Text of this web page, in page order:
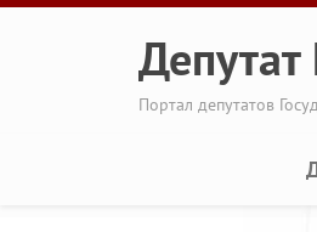
Перейти к основному
Портал депутатов